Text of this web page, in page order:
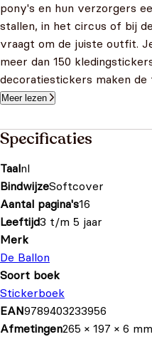
pony's en hun verzorgers
stallen, in het circus of bij
vraagt om de juiste outfit.
meer dan 150
decoratiestickers maken de
Meer lezen
Specificaties
Taalnl
BindwijzeSoftcover
Aantal pagina's16
Leeftijd3 t/m 5 jaar
Merk
De Ballon
Soort boek
Stickerboek
EAN9789403233956
Afmetingen265 × 197 × 6 mm